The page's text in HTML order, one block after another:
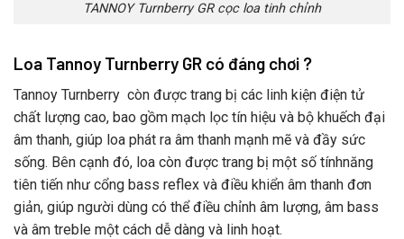
TANNOY Turnberry GR cọc loa tinh chỉnh
Loa Tannoy Turnberry GR có đáng chơi ?
Tannoy Turnberry còn được trang bị các linh kiện điện tử
chất lượng cao, bao gồm mạch lọc tín hiệu và bộ khuếch đại
âm thanh, giúp loa phát ra âm thanh mạnh mẽ và đầy sức
sống. Bên cạnh đó, loa còn được trang bị một số tínhnăng
tiên tiến như cổng bass reflex và điều khiển âm thanh đơn
giản, giúp người dùng có thể điều chỉnh âm lượng, âm bass
và âm treble một cách dễ dàng và linh hoạt.